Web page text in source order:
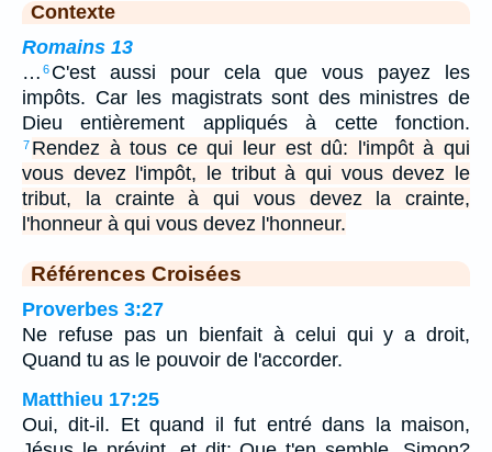
Contexte
Romains 13
… 6 C'est aussi pour cela que vous payez les
impôts. Car les magistrats sont des ministres de
Dieu entièrement appliqués à cette fonction.
7 Rendez à tous ce qui leur est dû: l'impôt à qui
vous devez l'impôt, le tribut à qui vous devez le
tribut, la crainte à qui vous devez la crainte,
l'honneur à qui vous devez l'honneur.
Références Croisées
Proverbes 3:27
Ne refuse pas un bienfait à celui qui y a droit,
Quand tu as le pouvoir de l'accorder.
Matthieu 17:25
Oui, dit-il. Et quand il fut entré dans la maison,